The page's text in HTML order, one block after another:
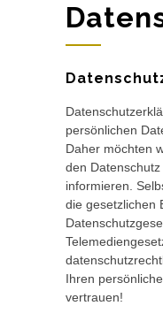
persönlichen
Daher möchten
den
informieren.
die gesetzlichen
Ihren
vertrauen!